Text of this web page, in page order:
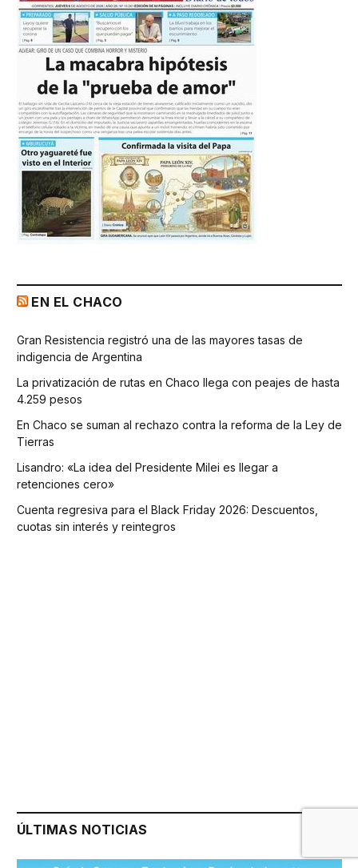
EN EL CHACO
Gran Resistencia registró una de las mayores tasas de
indigencia de Argentina
La privatización de rutas en Chaco llega con peajes de hasta
4.259 pesos
En Chaco se suman al rechazo contra la reforma de la Ley de
Tierras
Lisandro: «La idea del Presidente Milei es llegar a
retenciones cero»
Cuenta regresiva para el Black Friday 2026: Descuentos,
cuotas sin interés y reintegros
ÚLTIMAS NOTICIAS